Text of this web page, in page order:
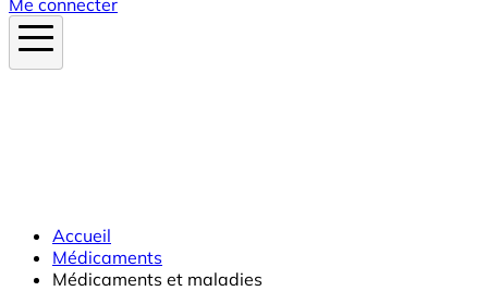
Accueil
Médicaments
Médicaments et maladies